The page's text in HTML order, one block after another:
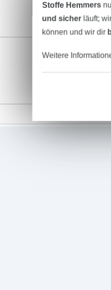
Stoffe Hemmers
und sicherläuft;
können und wir dir
Weitere